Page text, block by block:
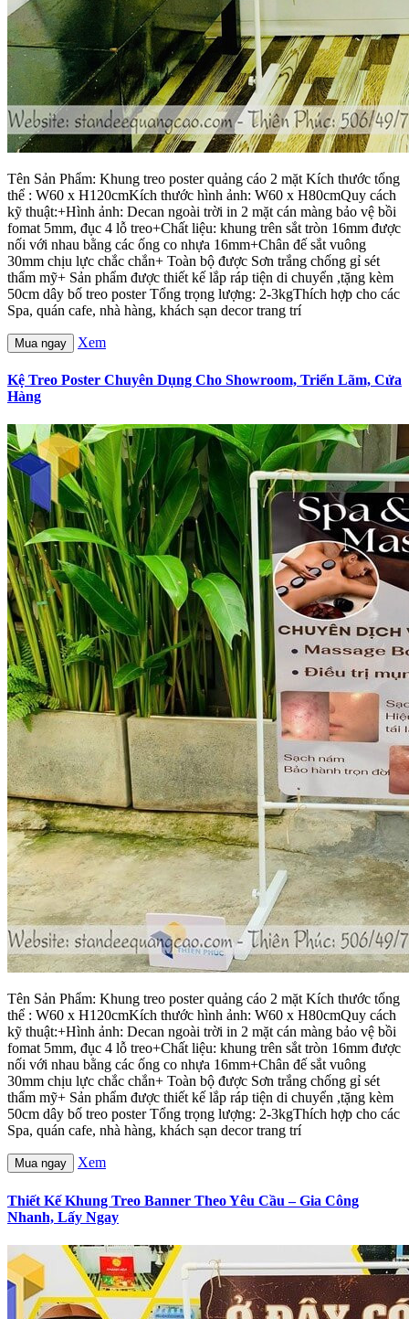
Tên Sản Phẩm: Khung treo poster quảng cáo 2 mặt Kích thước tổng
thể : W60 x H120cmKích thước hình ảnh: W60 x H80cmQuy cách
kỹ thuật:+Hình ảnh: Decan ngoài trời in 2 mặt cán màng bảo vệ bồi
fomat 5mm, đục 4 lỗ treo+Chất liệu: khung trên sắt tròn 16mm được
nối với nhau bằng các ống co nhựa 16mm+Chân đế sắt vuông
30mm chịu lực chắc chắn+ Toàn bộ được Sơn trắng chống gỉ sét
thẩm mỹ+ Sản phẩm được thiết kế lắp ráp tiện di chuyển ,tặng kèm
50cm dây bố treo poster Tổng trọng lượng: 2-3kgThích hợp cho các
Spa, quán cafe, nhà hàng, khách sạn decor trang trí
Mua ngay Xem
Kệ Treo Poster Chuyên Dụng Cho Showroom, Triển Lãm, Cửa
Hàng
Tên Sản Phẩm: Khung treo poster quảng cáo 2 mặt Kích thước tổng
thể : W60 x H120cmKích thước hình ảnh: W60 x H80cmQuy cách
kỹ thuật:+Hình ảnh: Decan ngoài trời in 2 mặt cán màng bảo vệ bồi
fomat 5mm, đục 4 lỗ treo+Chất liệu: khung trên sắt tròn 16mm được
nối với nhau bằng các ống co nhựa 16mm+Chân đế sắt vuông
30mm chịu lực chắc chắn+ Toàn bộ được Sơn trắng chống gỉ sét
thẩm mỹ+ Sản phẩm được thiết kế lắp ráp tiện di chuyển ,tặng kèm
50cm dây bố treo poster Tổng trọng lượng: 2-3kgThích hợp cho các
Spa, quán cafe, nhà hàng, khách sạn decor trang trí
Mua ngay Xem
Thiết Kế Khung Treo Banner Theo Yêu Cầu – Gia Công
Nhanh, Lấy Ngay